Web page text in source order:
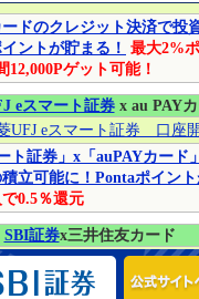
ドのクレジット決済で投
ントが貯まる！ 最大2%
12,000Pゲット可能！
eスマート証券x au PAY
ト証券」x「auPAYカード
立可能に！Pontaポイント
0.5％還元
SBI証券x三井住友カード